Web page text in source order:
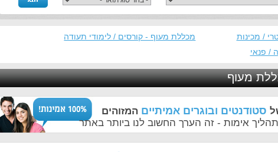
/ מכינות
מכללת מעוף - קורסים / לימודי תעודה
/ פנאי
מעוף
סטודנטים ובוגרים אמיתיים המזוהים
אימות - זה הערך החשוב לנו ביותר באתר